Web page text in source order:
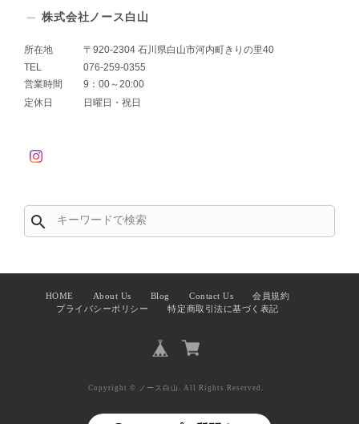
株式会社ノース白山
所在地
〒920-2304 石川県白山市河内町きりの里40
TEL
076-259-0355
営業時間
9：00～20:00
定休日
日曜日・祝日
search
HOME About Us Blog Contact Us
会員規約
プライバシーポリシー
特定商取引法に基づく表記
Copyright © ノース白山. All Rights Reserved.